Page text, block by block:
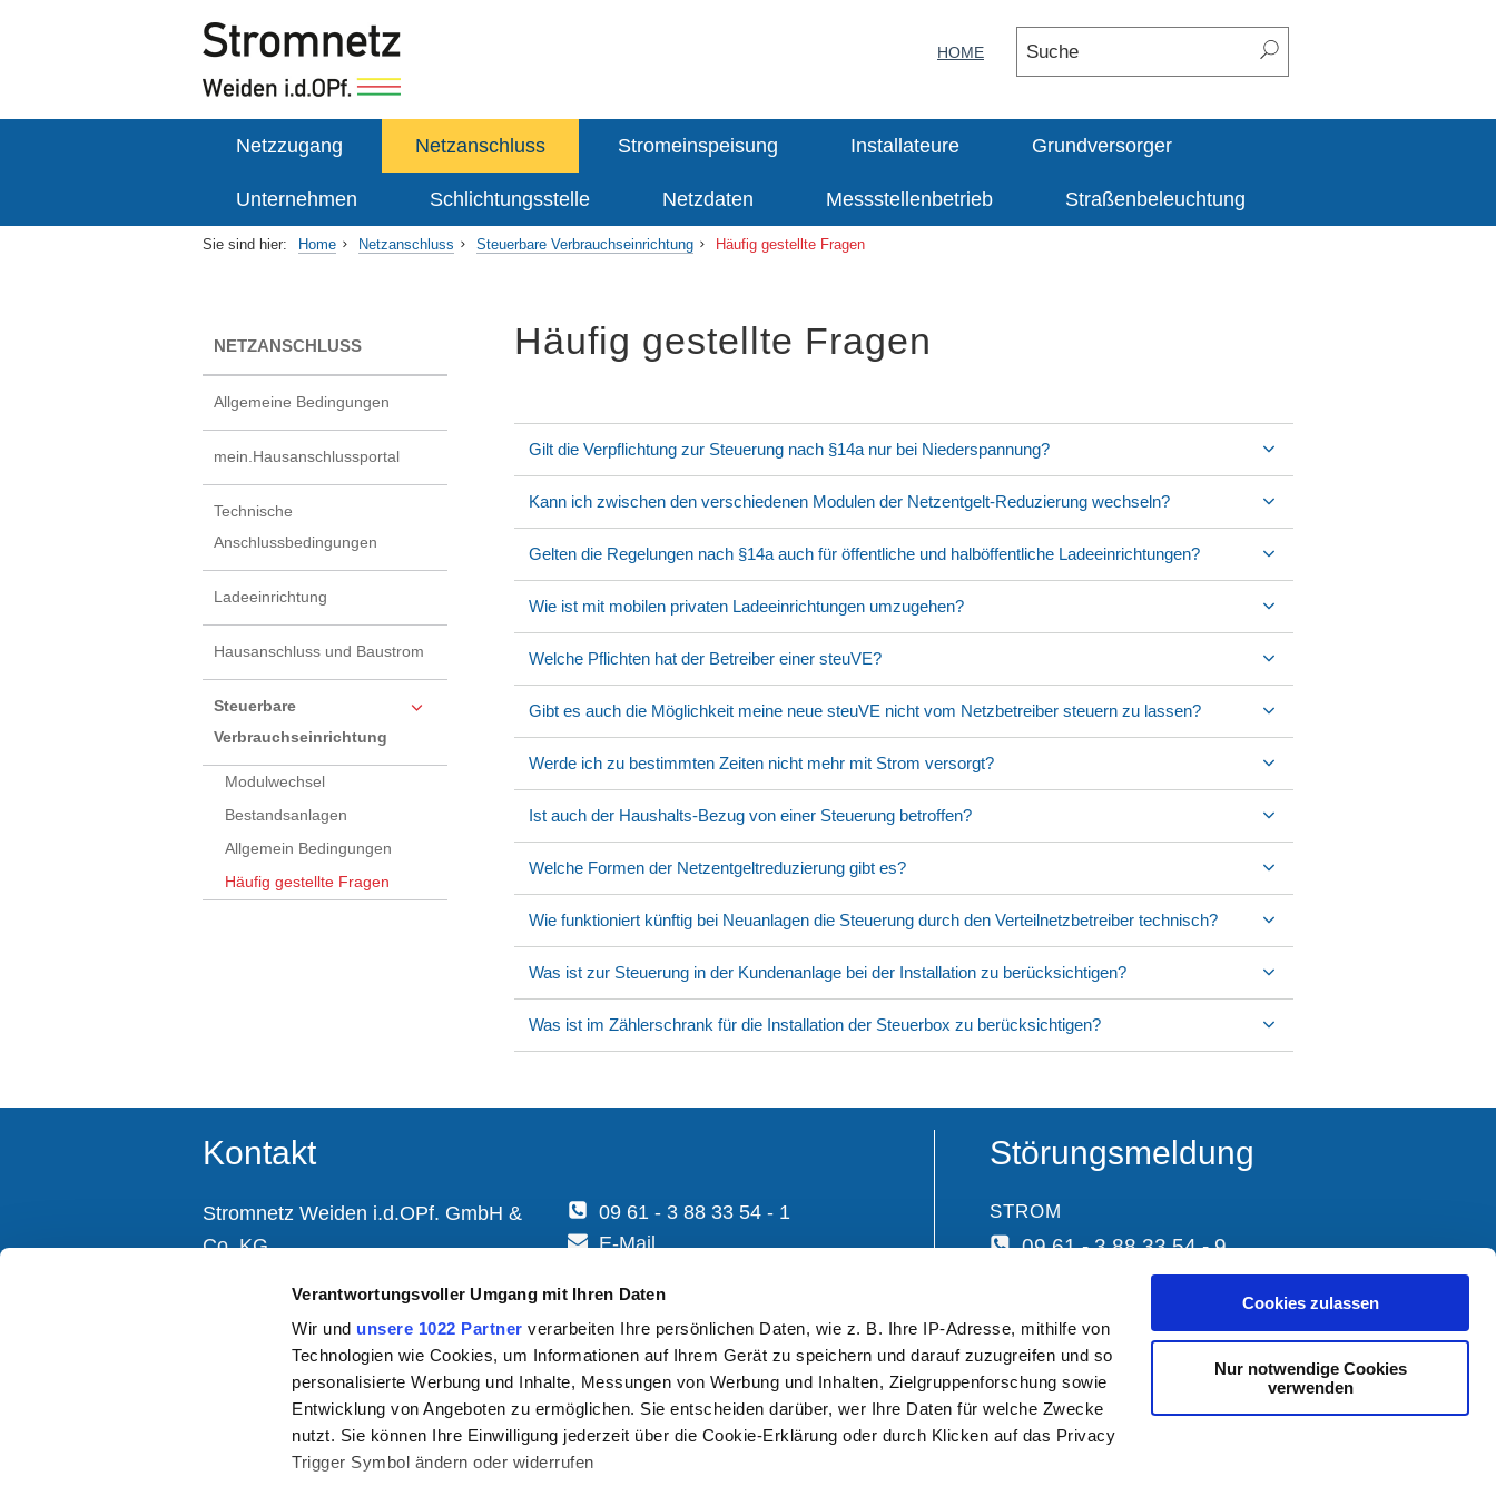
Verantwortungsvoller Umgang mit Ihren Daten
Wir und unsere 1022 Partner verarbeiten Ihre persönlichen Daten, wie z. B. Ihre IP-Adresse, mithilfe von
Technologien wie Cookies, um Informationen auf Ihrem Gerät zu speichern und darauf zuzugreifen und so
personalisierte Werbung und Inhalte, Messungen von Werbung und Inhalten, Zielgruppenforschung sowie
Entwicklung von Angeboten zu ermöglichen. Sie entscheiden darüber, wer Ihre Daten für welche Zwecke
nutzt. Sie können Ihre Einwilligung jederzeit über die Cookie-Erklärung oder durch Klicken auf das Privacy
Trigger Symbol ändern oder widerrufen
Cookies zulassen
Nur notwendige Cookies
verwenden
HOME
Netzzugang Netzanschluss Stromeinspeisung Installateure Grundversorger
Unternehmen Schlichtungsstelle Netzdaten Messstellenbetrieb Straßenbeleuchtung
Sie sind hier: Home Netzanschluss Steuerbare Verbrauchseinrichtung Häufig gestellte Fragen
NETZANSCHLUSS
Allgemeine Bedingungen
mein.Hausanschlussportal
Technische
Anschlussbedingungen
Ladeeinrichtung
Hausanschluss und Baustrom
Steuerbare
Verbrauchseinrichtung
Modulwechsel
Bestandsanlagen
Allgemein Bedingungen
Häufig gestellte Fragen
Häufig gestellte Fragen
Gilt die Verpflichtung zur Steuerung nach §14a nur bei Niederspannung?
Kann ich zwischen den verschiedenen Modulen der Netzentgelt-Reduzierung wechseln?
Gelten die Regelungen nach §14a auch für öffentliche und halböffentliche Ladeeinrichtungen?
Wie ist mit mobilen privaten Ladeeinrichtungen umzugehen?
Welche Pflichten hat der Betreiber einer steuVE?
Gibt es auch die Möglichkeit meine neue steuVE nicht vom Netzbetreiber steuern zu lassen?
Werde ich zu bestimmten Zeiten nicht mehr mit Strom versorgt?
Ist auch der Haushalts-Bezug von einer Steuerung betroffen?
Welche Formen der Netzentgeltreduzierung gibt es?
Wie funktioniert künftig bei Neuanlagen die Steuerung durch den Verteilnetzbetreiber technisch?
Was ist zur Steuerung in der Kundenanlage bei der Installation zu berücksichtigen?
Was ist im Zählerschrank für die Installation der Steuerbox zu berücksichtigen?
Kontakt
Stromnetz Weiden i.d.OPf. GmbH &
Co. KG
92637 Weiden i.d.OPf.
09 61 - 3 88 33 54 - 1
E-Mail
KUNDENSERVICE
Montag bis Donnerstag 08:00 - 16:00 Uhr
Freitag 08:00 - 12:00 Uhr
09 61 - 3 88 33 54 - 1
Störungsmeldung
STROM
09 61 - 3 88 33 54 - 9